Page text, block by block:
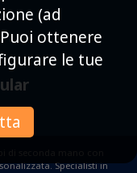
Specialisti in
(ad
ottenere
le tue